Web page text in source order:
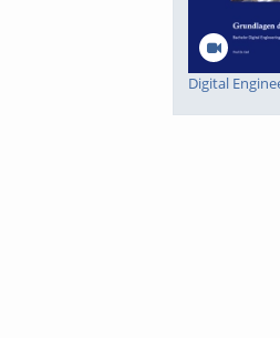
Digital